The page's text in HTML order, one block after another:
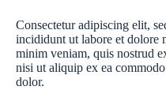
Consectetur adipiscing elit,
incididunt ut labore et dolore
minim veniam, quis nostrud
nisi ut aliquip ex ea
dolor.